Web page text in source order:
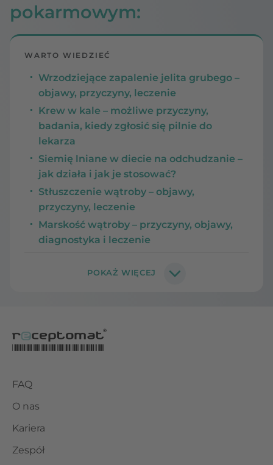
pokarmowym:
WARTO WIEDZIEĆ
Wrzodziejące zapalenie jelita grubego –
objawy, przyczyny, leczenie
Krew w kale – możliwe przyczyny,
badania, kiedy zgłosić się pilnie do
lekarza
Siemię lniane w diecie na odchudzanie –
jak działa i jak je stosować?
Stłuszczenie wątroby – objawy,
przyczyny, leczenie
Marskość wątroby – przyczyny, objawy,
diagnostyka i leczenie
FAQ
O nas
Kariera
Zespół